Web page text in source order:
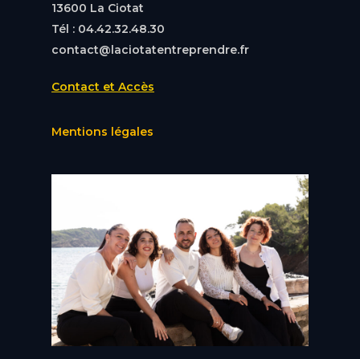
13600 La Ciotat
Tél : 04.42.32.48.30
contact@laciotatentreprendre.fr
Contact et Accès
Mentions légales